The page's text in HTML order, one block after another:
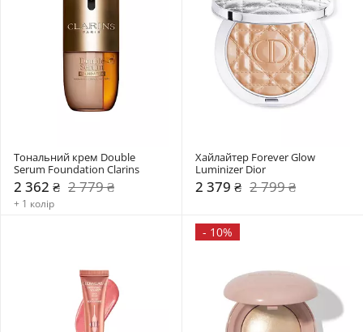
Тональний крем Double
Serum Foundation Clarins
2 362 ₴ 2 779 ₴
+ 1 колір
Хайлайтер Forever Glow
Luminizer Dior
2 379 ₴ 2 799 ₴
- 10%